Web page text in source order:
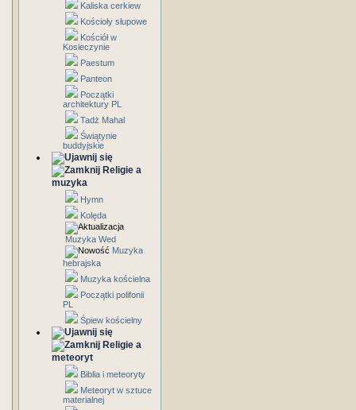
Kaliska cerkiew
Kościoły słupowe
Kościół w
Kosieczynie
Paestum
Panteon
Początki
architektury PL
Tadż Mahal
Świątynie
buddyjskie
Religie a
muzyka
Hymn
Kolęda
Muzyka Wed
Muzyka
hebrajska
Muzyka kościelna
Początki polifonii
PL
Śpiew kościelny
Religie a
meteoryt
Biblia i meteoryty
Meteoryt w sztuce
materialnej